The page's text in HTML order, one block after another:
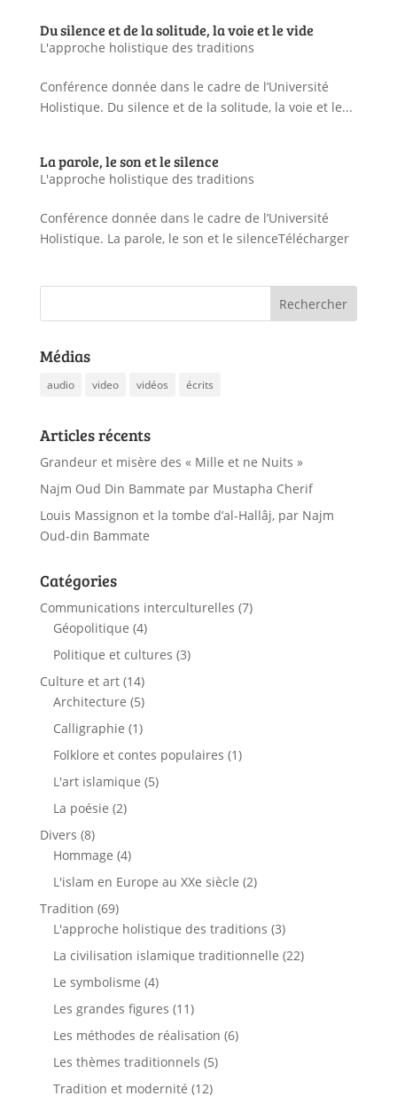
Du silence et de la solitude, la voie et le vide
L'approche holistique des traditions
Conférence donnée dans le cadre de l’Université
Holistique. Du silence et de la solitude, la voie et le...
La parole, le son et le silence
L'approche holistique des traditions
Conférence donnée dans le cadre de l’Université
Holistique. La parole, le son et le silenceTélécharger
Médias
audio video vidéos écrits
Articles récents
Grandeur et misère des « Mille et ne Nuits »
Najm Oud Din Bammate par Mustapha Cherif
Louis Massignon et la tombe d’al-Hallâj, par Najm
Oud-din Bammate
Catégories
Communications interculturelles (7)
Géopolitique (4)
Politique et cultures (3)
Culture et art(14)
Architecture (5)
Calligraphie (1)
Folklore et contes populaires (1)
L'art islamique (5)
La poésie (2)
Divers (8)
Hommage (4)
L'islam en Europe au XXe siècle (2)
Tradition (69)
L'approche holistique des traditions (3)
La civilisation islamique traditionnelle (22)
Le symbolisme (4)
Les grandes figures (11)
Les méthodes de réalisation (6)
Les thèmes traditionnels (5)
Tradition et modernité (12)